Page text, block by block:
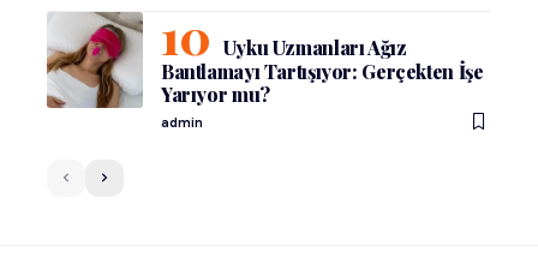
Uyku Uzmanları Ağız
Bantlamayı Tartışıyor: Gerçekten İşe
Yarıyor mu?
admin